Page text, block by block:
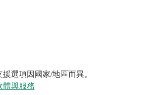
選項因國家/地區而異。
體與服務